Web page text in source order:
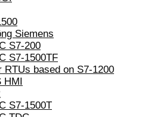
Siemens
S7-200
S7-1500TF
RTUs based on S7-1200
HMI
S7-1500T